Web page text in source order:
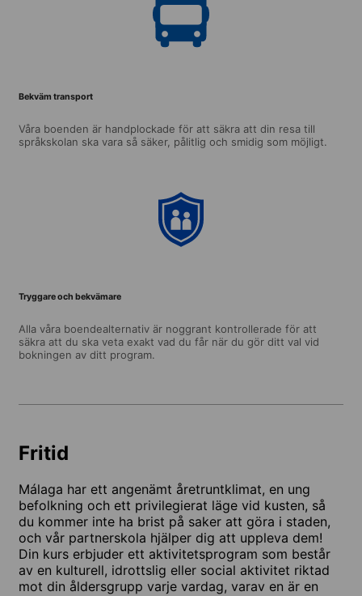
Bekväm transport
Våra boenden är handplockade för att säkra att din resa till
språkskolan ska vara så säker, pålitlig och smidig som möjligt.
Tryggare och bekvämare
Alla våra boendealternativ är noggrant kontrollerade för att
säkra att du ska veta exakt vad du får när du gör ditt val vid
bokningen av ditt program.
Fritid
Málaga har ett angenämt åretruntklimat, en ung
befolkning och ett privilegierat läge vid kusten, så
du kommer inte ha brist på saker att göra i staden,
och vår partnerskola hjälper dig att uppleva dem!
Din kurs erbjuder ett aktivitetsprogram som består
av en kulturell, idrottslig eller social aktivitet riktad
mot din åldersgrupp varje vardag, varav en är en